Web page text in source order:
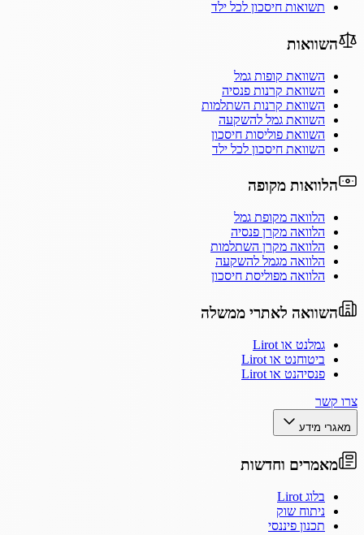
תשואות חיסכון לכל ילד
השוואות
השוואת קופות גמל
השוואת קרנות פנסיה
השוואת קרנות השתלמות
השוואת גמל להשקעה
השוואת פוליסות חיסכון
השוואת חיסכון לכל ילד
הלוואות מקופה
הלוואה מקופת גמל
הלוואה מקרן פנסיה
הלוואה מקרן השתלמות
הלוואה מגמל להשקעה
הלוואה מפוליסת חיסכון
השוואה לאתרי ממשלה
גמלנט או Lirot
ביטוחנט או Lirot
פנסיהנט או Lirot
צרו קשר
מאגרי מידע
מאמרים וחדשות
בלוג Lirot
ניתוח שוק
תכנון פיננסי